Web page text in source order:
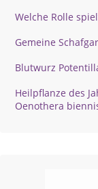
Welche Rolle
Gemeine
Blutwurz
Heilpflanze des
Oenothera